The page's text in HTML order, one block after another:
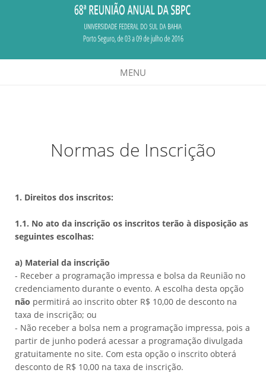
MENU
Normas de Inscrição
1. Direitos dos inscritos:
1.1. No ato da inscrição os inscritos terão à disposição as
seguintes escolhas:
a) Material da inscrição
- Receber a programação impressa e bolsa da Reunião no
credenciamento durante o evento. A escolha desta opção
não permitirá ao inscrito obter R$ 10,00 de desconto na
taxa de inscrição; ou
- Não receber a bolsa nem a programação impressa, pois a
partir de junho poderá acessar a programação divulgada
gratuitamente no site. Com esta opção o inscrito obterá
desconto de R$ 10,00 na taxa de inscrição.